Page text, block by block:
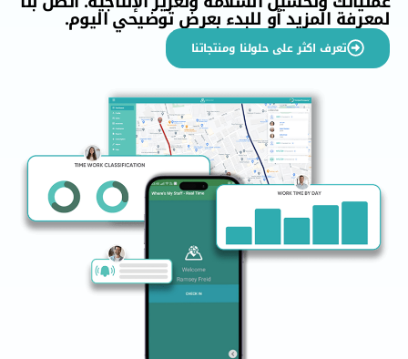
المزيد أو للبدء بعرض توضيحي اليوم.
تعرف اكثر على حلولنا ومنتجاتنا